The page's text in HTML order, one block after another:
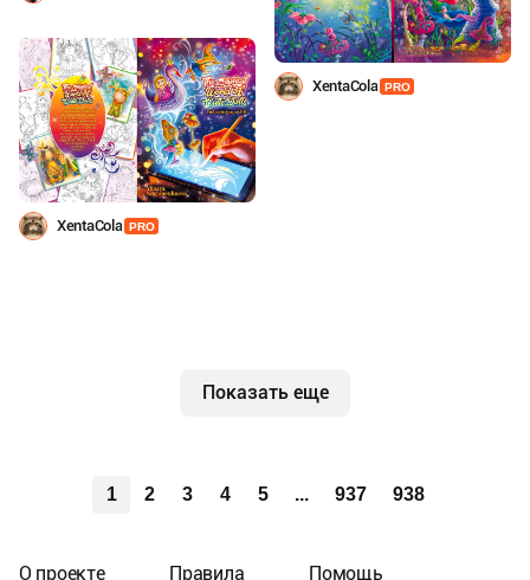
XentaCola PRO
XentaCola PRO
Показать еще
1 2 3 4 5 ... 937 938
О проекте Правила Помощь